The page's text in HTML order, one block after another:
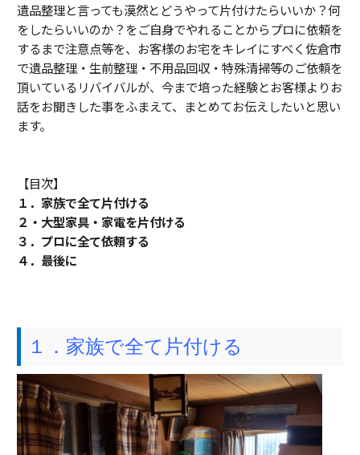
遺品整理と言っても漠然とどうやって片付けたらいいか？何
をしたらいいのか？をご自身でやれることからプロに依頼を
するまで注意点等を、お客様のお宅をキレイにすべく佐倉市
で遺品整理・生前整理・不用品回収・特殊清掃等のご依頼を
頂いているリバイバルが、今まで培った経験とお客様よりお
話をお聞きした事をふまえて、まとめてお伝えしたいと思い
ます。
【目次】
１．家族で全て片付ける
２・大型家具・家電を片付ける
３．プロに全て依頼する
４．最後に
１．家族で全て片付ける